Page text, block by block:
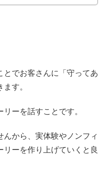
とでお客さんに「守ってあ
す。
ーを話すことです。
から、実体験やノンフィ
リーを作り上げていくと良